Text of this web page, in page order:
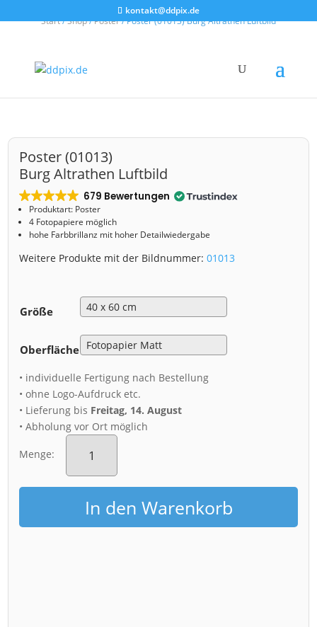
kontakt@ddpix.de
Start/Shop/Poster/ Poster (01013) Burg Altrathen Luftbild
Poster (01013)
Burg Altrathen Luftbild
679 Bewertungen
Produktart: Poster
4 Fotopapiere möglich
hohe Farbbrillanz mit hoher Detailwiedergabe
Weitere Produkte mit der Bildnummer:01013
Größe
Oberfläche
• individuelle Fertigung nach Bestellung
• ohne Logo-Aufdruck etc.
• Lieferung bis Freitag, 14. August
• Abholung vor Ort möglich
Menge:
Poster
(01013)
Altrathen
Luftbild
MengeIn den Warenkorb